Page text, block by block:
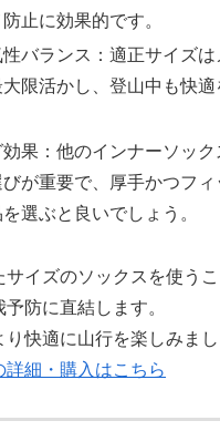
止に効果的です。
バランス：適正サイズは
限活かし、登山中も快適
果：他のインナーソック
が重要で、厚手かつフィ
選ぶと良いでしょう。
サイズのソックスを使う
防に直結します。
快適に山行を楽しみまし
細・購入はこちら